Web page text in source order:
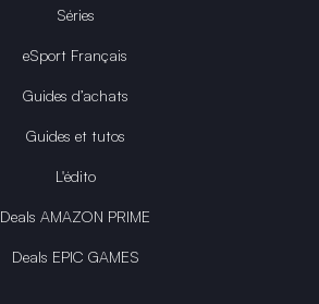
Séries
eSport Français
Guides d’achats
Guides et tutos
L'édito
Deals AMAZON PRIME
Deals EPIC GAMES